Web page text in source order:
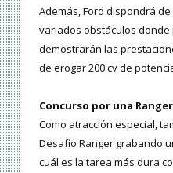
Además, Ford dispondrá
variados obstáculos
demostrarán las
de erogar 200 cv de
Concurso por una Ranger
Como atracción especial,
Desafío Ranger grabando
cuál es la tarea más dura